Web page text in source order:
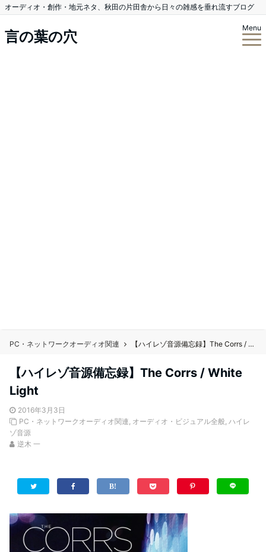
オーディオ・創作・地元ネタ、秋田の片田舎から日々の雑感を垂れ流すブログ
言の葉の穴
Menu
PC・ネットワークオーディオ関連 【ハイレゾ音源備忘録】The Corrs / White Light
【ハイレゾ音源備忘録】The Corrs / White
Light
2016年3月3日
PC・ネットワークオーディオ関連, オーディオ・ビジュアル全般, ハイレ
ゾ音源
逆木 一